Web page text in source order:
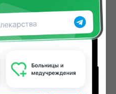
Арча, Дору Фарм №2,
Нишон №2 по цене от
Душанбе и других